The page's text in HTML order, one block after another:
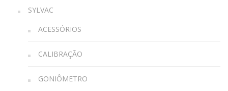
SYLVAC
ACESSÓRIOS
CALIBRAÇÃO
GONIÔMETRO